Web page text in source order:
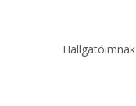
Hallgatóimnak